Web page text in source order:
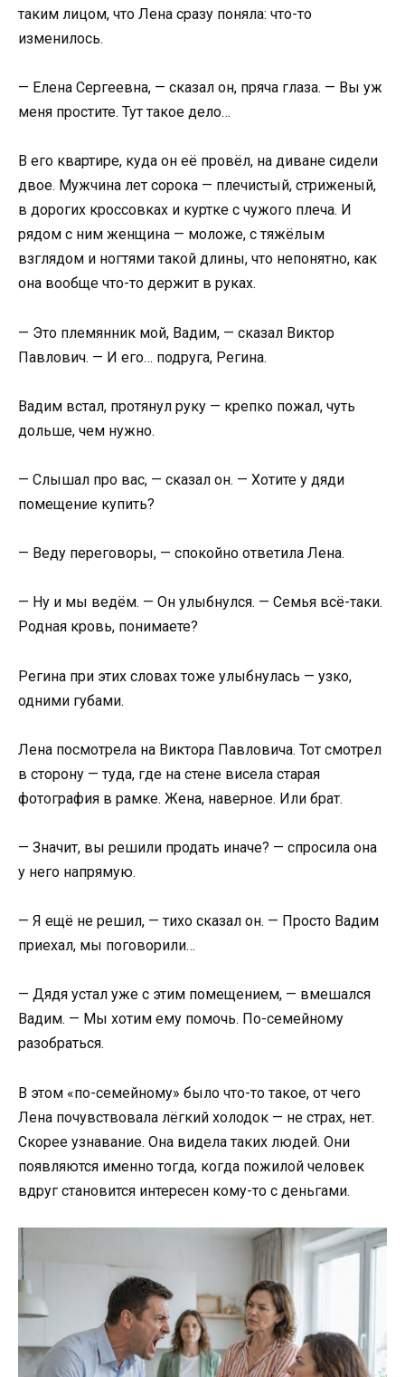
таким лицом, что Лена сразу поняла: что-то
изменилось.
— Елена Сергеевна, — сказал он, пряча глаза. — Вы уж
меня простите. Тут такое дело…
В его квартире, куда он её провёл, на диване сидели
двое. Мужчина лет сорока — плечистый, стриженый,
в дорогих кроссовках и куртке с чужого плеча. И
рядом с ним женщина — моложе, с тяжёлым
взглядом и ногтями такой длины, что непонятно, как
она вообще что-то держит в руках.
— Это племянник мой, Вадим, — сказал Виктор
Павлович. — И его… подруга, Регина.
Вадим встал, протянул руку — крепко пожал, чуть
дольше, чем нужно.
— Слышал про вас, — сказал он. — Хотите у дяди
помещение купить?
— Веду переговоры, — спокойно ответила Лена.
— Ну и мы ведём. — Он улыбнулся. — Семья всё-таки.
Родная кровь, понимаете?
Регина при этих словах тоже улыбнулась — узко,
одними губами.
Лена посмотрела на Виктора Павловича. Тот смотрел
в сторону — туда, где на стене висела старая
фотография в рамке. Жена, наверное. Или брат.
— Значит, вы решили продать иначе? — спросила она
у него напрямую.
— Я ещё не решил, — тихо сказал он. — Просто Вадим
приехал, мы поговорили…
— Дядя устал уже с этим помещением, — вмешался
Вадим. — Мы хотим ему помочь. По-семейному
разобраться.
В этом «по-семейному» было что-то такое, от чего
Лена почувствовала лёгкий холодок — не страх, нет.
Скорее узнавание. Она видела таких людей. Они
появляются именно тогда, когда пожилой человек
вдруг становится интересен кому-то с деньгами.